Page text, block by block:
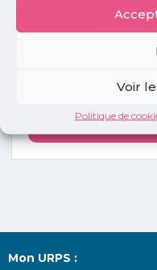
Voir
Politique de
annonces
Mon URPS :